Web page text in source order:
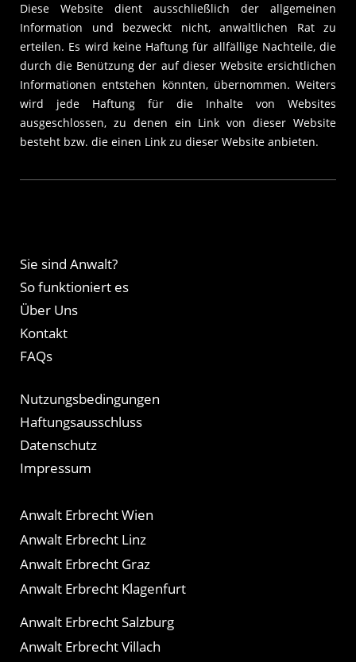
Diese Website dient ausschließlich der allgemeinen
Information und bezweckt nicht, anwaltlichen Rat zu
erteilen. Es wird keine Haftung für allfällige Nachteile, die
durch die Benützung der auf dieser Website ersichtlichen
Informationen entstehen könnten, übernommen. Weiters
wird jede Haftung für die Inhalte von Websites
ausgeschlossen, zu denen ein Link von dieser Website
besteht bzw. die einen Link zu dieser Website anbieten.
Sie sind Anwalt?
So funktioniert es
Über Uns
Kontakt
FAQs
Nutzungsbedingungen
Haftungsausschluss
Datenschutz
Impressum
Anwalt Erbrecht Wien
Anwalt Erbrecht Linz
Anwalt Erbrecht Graz
Anwalt Erbrecht Klagenfurt
Anwalt Erbrecht Salzburg
Anwalt Erbrecht Villach